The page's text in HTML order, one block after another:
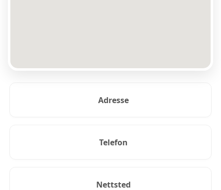
Adresse
Telefon
Nettsted